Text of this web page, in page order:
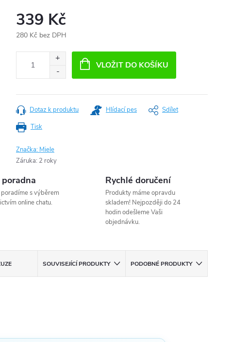
339 Kč
280 Kč bez DPH
VLOŽIT DO KOŠÍKU
Tisk
Dotaz k produktu Hlídací pes Sdílet
Značka: Miele
Záruka: 2 roky
poradíme s výběrem
online chatu.
Rychlé doručení
Produkty máme opravdu
skladem! Nejpozději do 24
hodin odešleme Vaši
objednávku.
SOUVISEJÍCÍ PRODUKTY PODOBNÉ PRODUKTY